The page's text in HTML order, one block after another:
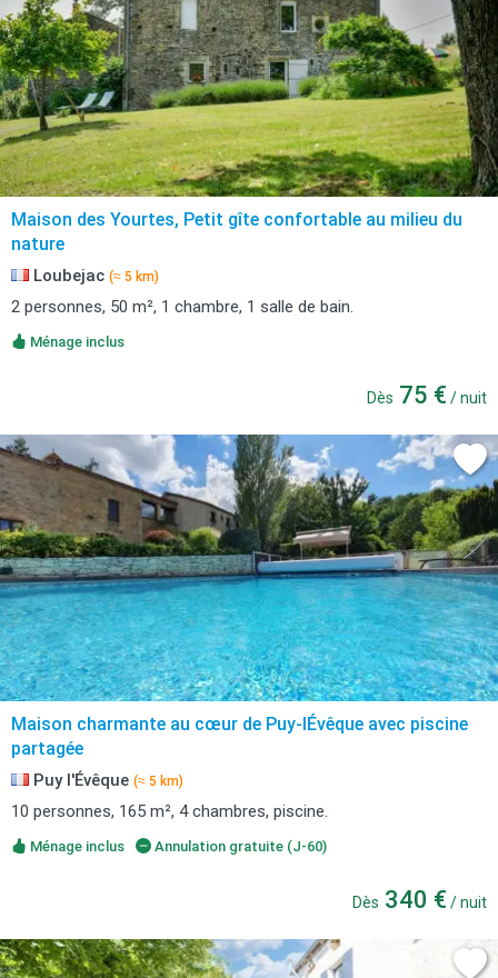
Maison des Yourtes, Petit gîte confortable au milieu du
nature
Loubejac (≈ 5 km)
2 personnes, 50 m², 1 chambre, 1 salle de bain.
Ménage inclus
Dès 75 € / nuit
Maison charmante au cœur de Puy-lÉvêque avec piscine
partagée
Puy l'Évêque (≈ 5 km)
10 personnes, 165 m², 4 chambres, piscine.
Ménage inclus Annulation gratuite (J-60)
Dès 340 € / nuit